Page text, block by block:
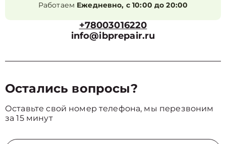
Работаем Ежедневно, с 10:00 до 20:00
+78003016220
info@ibprepair.ru
Остались вопросы?
Оставьте свой номер телефона, мы перезвоним
за 15 минут